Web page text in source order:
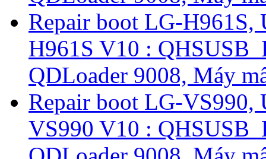
Repair boot LG-
H961S V10 :
QDLoader 9008, Máy
Repair boot LG-
VS990 V10 :